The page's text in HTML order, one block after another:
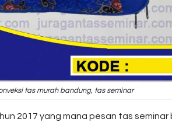
tas murah bandung, tas seminar
2017 yang mana pesan tas seminar